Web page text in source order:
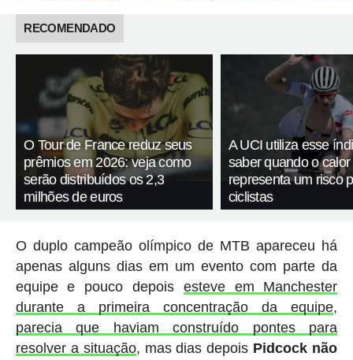
RECOMENDADO
O Tour de France reduz seus
prêmios em 2026: veja como
serão distribuídos os 2,3
milhões de euros
A UCI utiliza esse
saber quando o calor
representa um risco
ciclistas
O duplo campeão olímpico de MTB apareceu há
apenas alguns dias em um evento com parte da
equipe e pouco depois esteve em Manchester
durante a primeira concentração da equipe,
parecia que haviam construído pontes para
resolver a situação, mas dias depois Pidcock não